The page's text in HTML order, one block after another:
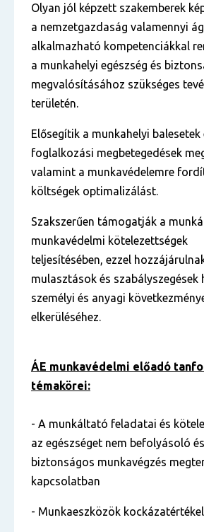
Olyan jól képzett szakemberek
a nemzetgazdaság valamennyi
alkalmazható kompetenciákkal
a munkahelyi egészség és
megvalósításához szükséges
területén.
Elősegítik a munkahelyi balesetek
foglalkozási megbetegedések
valamint a munkavédelemre
költségek optimalizálást.
Szakszerűen támogatják a
munkavédelmi kötelezettségek
teljesítésében, ezzel
mulasztások és szabályszegések
személyi és anyagi
elkerüléséhez.
ÁE munkavédelmi előadó
témakörei:
- A munkáltató feladatai és
az egészséget nem befolyásoló és
biztonságos munkavégzés
kapcsolatban
- Munkaeszközök